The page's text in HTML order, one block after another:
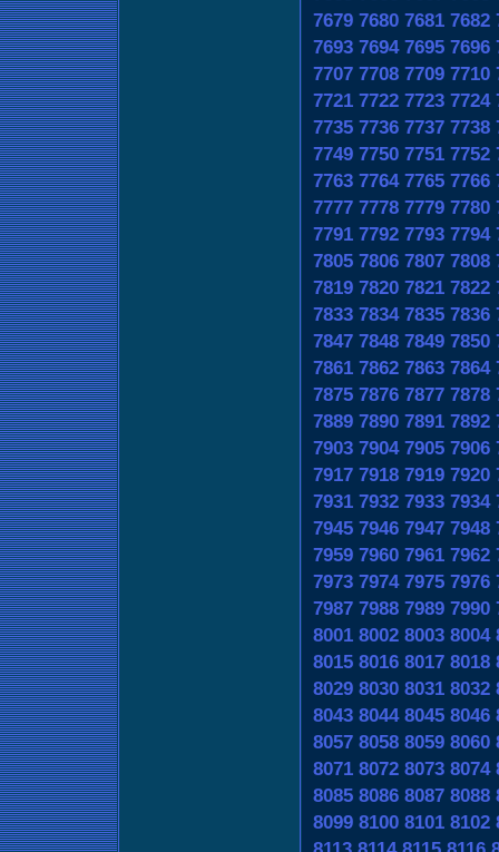
7679 7680 7681 7682
7693 7694 7695 7696
7707 7708 7709 7710
7721 7722 7723 7724
7735 7736 7737 7738
7749 7750 7751 7752
7763 7764 7765 7766
7777 7778 7779 7780
7791 7792 7793 7794
7805 7806 7807 7808
7819 7820 7821 7822
7833 7834 7835 7836
7847 7848 7849 7850
7861 7862 7863 7864
7875 7876 7877 7878
7889 7890 7891 7892
7903 7904 7905 7906
7917 7918 7919 7920
7931 7932 7933 7934
7945 7946 7947 7948
7959 7960 7961 7962
7973 7974 7975 7976
7987 7988 7989 7990
8001 8002 8003 8004
8015 8016 8017 8018
8029 8030 8031 8032
8043 8044 8045 8046
8057 8058 8059 8060
8071 8072 8073 8074
8085 8086 8087 8088
8099 8100 8101 8102